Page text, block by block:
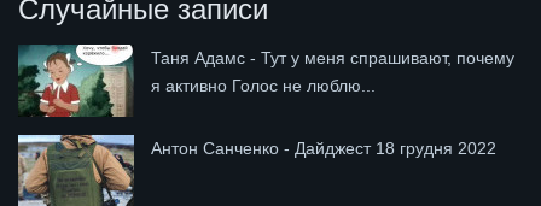
Случайные записи
Таня Адамс - Тут у меня спрашивают, почему
я активно Голос не люблю...
Антон Санченко - Дайджест 18 грудня 2022